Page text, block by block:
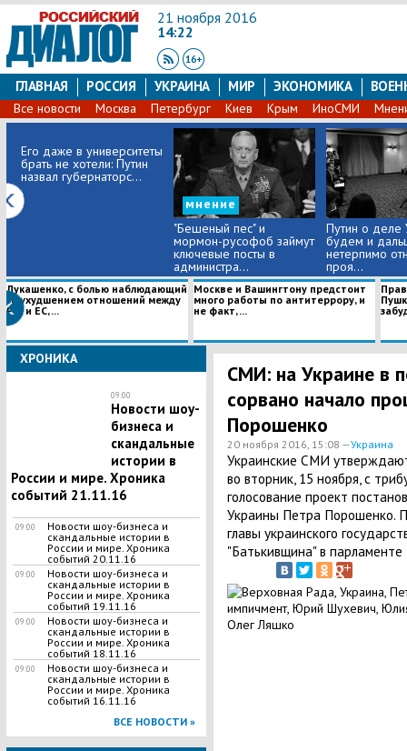
21 ноября 2016
14:22
ГЛАВНАЯ РОССИЯ УКРАИНА МИР ЭКОНОМИКА
Все новости Москва Петербург Киев Крым ИноСМИ
Его даже в университеты
брать не хотели: Путин
назвал губернаторс...
мнение
"Бешеный пес" и
мормон-русофоб займут
ключевые посты в
администра...
Путин о деле
будем и
нетерпимо
проя...
Лукашенко, с болью наблюдающий
за ухудшением отношений между
РФ и ЕС, ...
Москве и Вашингтону предстоит
много работы по антитеррору, и
не факт, ...
ХРОНИКА
09:00
Новости шоу-
бизнеса и
скандальные
истории в
России и мире. Хроника
событий 21.11.16
09:00
Новости шоу-бизнеса и
скандальные истории в
России и мире. Хроника
событий 20.11.16
09:00
Новости шоу-бизнеса и
скандальные истории в
России и мире. Хроника
событий 19.11.16
09:00
Новости шоу-бизнеса и
скандальные истории в
России и мире. Хроника
событий 18.11.16
09:00
Новости шоу-бизнеса и
скандальные истории в
России и мире. Хроника
событий 16.11.16
ВСЕ НОВОСТИ »
СМИ: на Украине в
сорвано начало
Порошенко
20 ноября 2016, 15:08 —Украина
Украинские СМИ
во вторник, 15 ноября, с
голосование проект
Украины Петра Порошенко.
главы украинского
"Батькивщина" в